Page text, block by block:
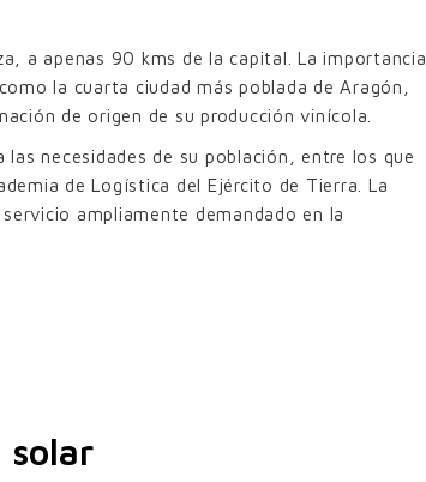
con pinzas
ALUMINIO
UPZ-70×30
a apenas 90 kms de la capital. La importancia
la cuarta ciudad más poblada de Aragón,
de origen de su producción vinícola.
necesidades de su población, entre los que
de Logística del Ejército de Tierra. La
ampliamente demandado en la
solar